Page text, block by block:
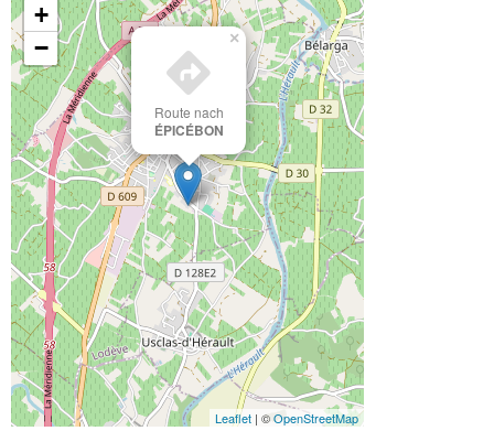
Route nach
ÉPICÉBON
×
+
−
Leaflet | ©OpenStreetMap